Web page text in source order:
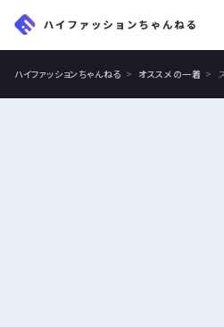
ハイファッションちゃんねる オススメの一着